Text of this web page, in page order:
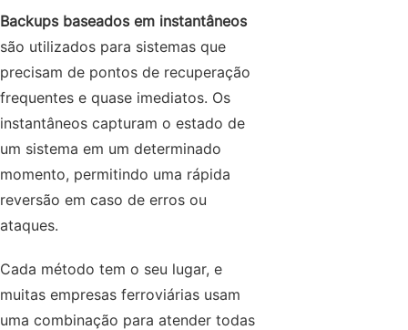
Backups baseados em instantâneos
são utilizados para sistemas que
precisam de pontos de recuperação
frequentes e quase imediatos. Os
instantâneos capturam o estado de
um sistema em um determinado
momento, permitindo uma rápida
reversão em caso de erros ou
ataques.
Cada método tem o seu lugar, e
muitas empresas ferroviárias usam
uma combinação para atender todas